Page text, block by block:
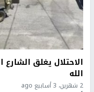
الاحتلال يغلق
الله
2 شهرين، 3 أسابيع ago